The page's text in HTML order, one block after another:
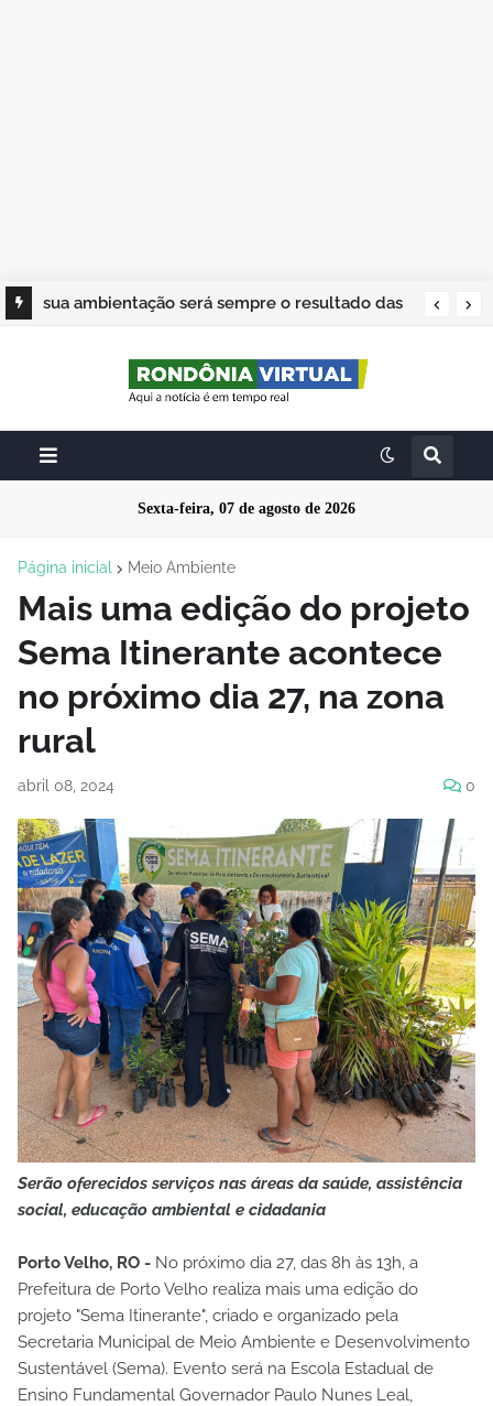
sua ambientação será sempre o resultado das
Sexta-feira, 07 de agosto de 2026
Página inicial Meio Ambiente
Mais uma edição do projeto
Sema Itinerante acontece
no próximo dia 27, na zona
rural
abril 08, 2024 0
Serão oferecidos serviços nas áreas da saúde, assistência
social, educação ambiental e cidadania
Porto Velho, RO - No próximo dia 27, das 8h às 13h, a
Prefeitura de Porto Velho realiza mais uma edição do
projeto "Sema Itinerante", criado e organizado pela
Secretaria Municipal de Meio Ambiente e Desenvolvimento
Sustentável (Sema). Evento será na Escola Estadual de
Ensino Fundamental Governador Paulo Nunes Leal,